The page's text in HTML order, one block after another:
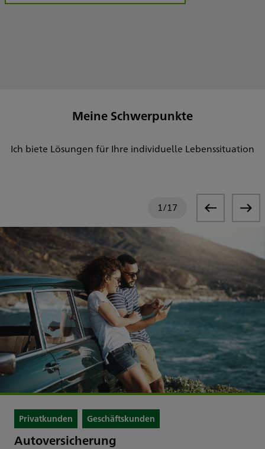
Meine Schwerpunkte
Ich biete Lösungen für Ihre individuelle Lebenssituation
1/17
Privatkunden Geschäftskunden
Autoversicherung